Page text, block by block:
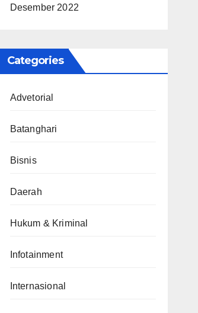
Desember 2022
Categories
Advetorial
Batanghari
Bisnis
Daerah
Hukum & Kriminal
Infotainment
Internasional